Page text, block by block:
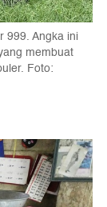
999. Angka ini
membuat
Foto: